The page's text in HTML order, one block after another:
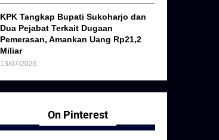
KPK Tangkap Bupati Sukoharjo dan
Dua Pejabat Terkait Dugaan
Pemerasan, Amankan Uang Rp21,2
Miliar
13/07/2026
On Pinterest